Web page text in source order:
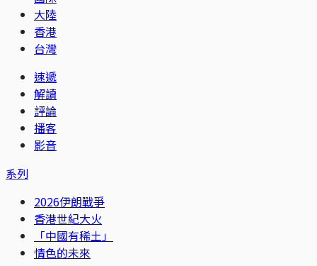
大陸
香港
台灣
速遞
解讀
評論
播客
影音
系列
2026伊朗戰爭
香港世紀大火
「中國有稀土」
情色的未來